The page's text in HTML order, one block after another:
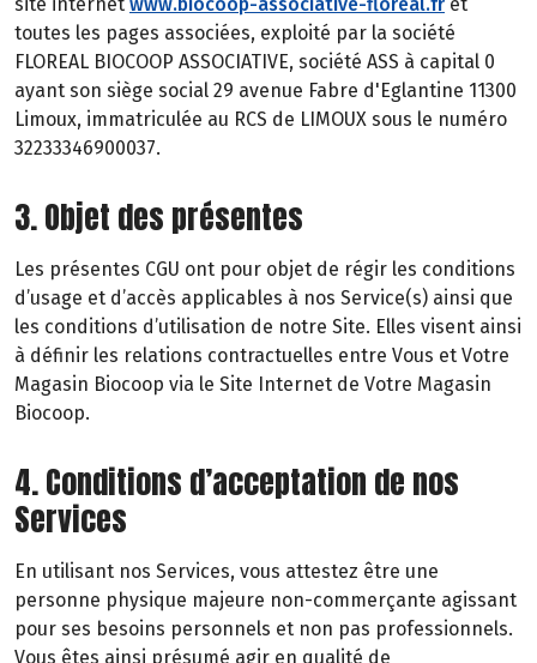
toutes les pages associées, exploité par la société
FLOREAL BIOCOOP ASSOCIATIVE, société ASS à capital 0
ayant son siège social 29 avenue Fabre d'Eglantine 11300
Limoux, immatriculée au RCS de LIMOUX sous le numéro
32233346900037.
3. Objet des présentes
Les présentes CGU ont pour objet de régir les conditions
d’usage et d’accès applicables à nos Service(s) ainsi que
les conditions d’utilisation de notre Site. Elles visent ainsi
à définir les relations contractuelles entre Vous et Votre
Magasin Biocoop via le Site Internet de Votre Magasin
Biocoop.
4. Conditions d’acceptation de nos
Services
En utilisant nos Services, vous attestez être une
personne physique majeure non-commerçante agissant
pour ses besoins personnels et non pas professionnels.
Vous êtes ainsi présumé agir en qualité de